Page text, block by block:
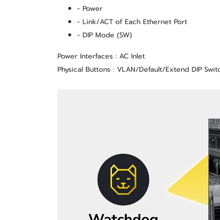
- Power
- Link/ACT of Each Ethernet Port
- DIP Mode (SW)
Power Interfaces : AC Inlet
Physical Buttons : VLAN/Default/Extend DIP